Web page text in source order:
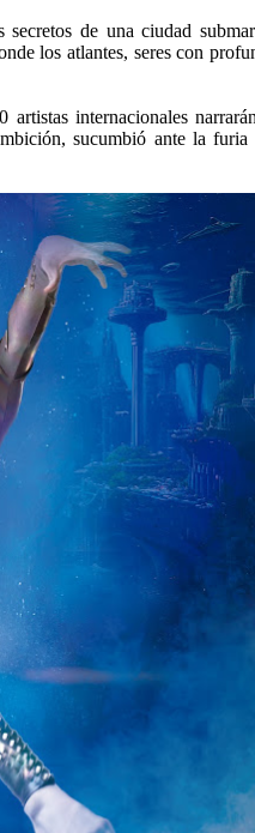
de una ciudad
los atlantes, seres con
artistas internacionales
sucumbió ante la furia